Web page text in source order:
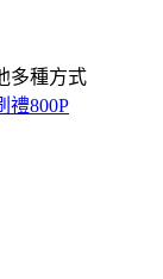
多種方式
禮800P